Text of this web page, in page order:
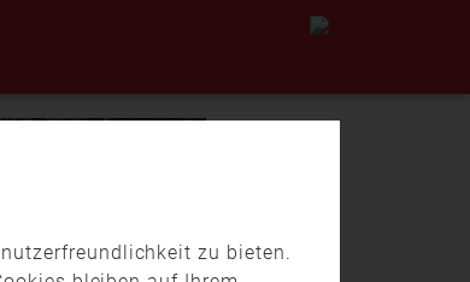
zu bieten.